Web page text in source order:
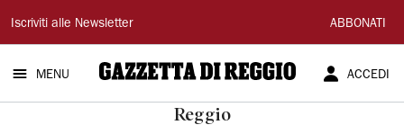
Gazzetta
di
Reggio
Iscriviti alle Newsletter ABBONATI
MENU ACCEDI
Reggio